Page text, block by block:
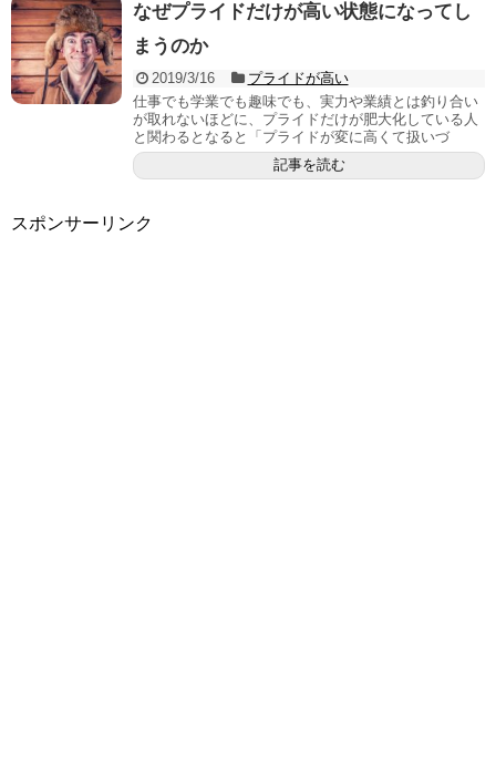
なぜプライドだけが高い状態になってし
まうのか
2019/3/16
プライドが高い
仕事でも学業でも趣味でも、実力や業績とは釣り合い
が取れないほどに、プライドだけが肥大化している人
と関わるとなると「プライドが変に高くて扱いづ
記事を読む
スポンサーリンク